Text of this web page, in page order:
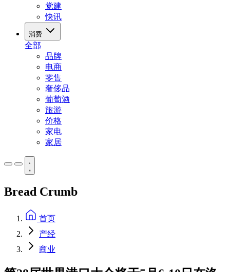
党建
快讯
消费
全部
品牌
电商
零售
奢侈品
葡萄酒
旅游
价格
家电
家居
Bread Crumb
首页
产经
商业